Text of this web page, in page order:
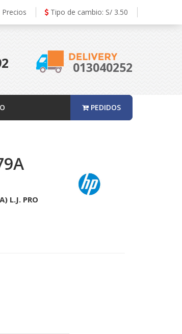
Tipo de cambio: S/ 3.50
013040252
PEDIDOS
L.J. PRO